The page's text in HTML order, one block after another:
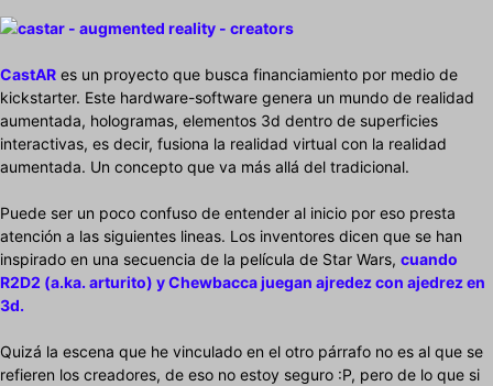
CastAR es un proyecto que busca financiamiento por medio de
kickstarter. Este hardware-software genera un mundo de realidad
aumentada, hologramas, elementos 3d dentro de superficies
interactivas, es decir, fusiona la realidad virtual con la realidad
aumentada. Un concepto que va más allá del tradicional.
Puede ser un poco confuso de entender al inicio por eso presta
atención a las siguientes lineas. Los inventores dicen que se han
inspirado en una secuencia de la película de Star Wars, cuando
R2D2 (a.ka. arturito) y Chewbacca juegan ajredez con ajedrez en
3d.
Quizá la escena que he vinculado en el otro párrafo no es al que se
refieren los creadores, de eso no estoy seguro :P, pero de lo que si